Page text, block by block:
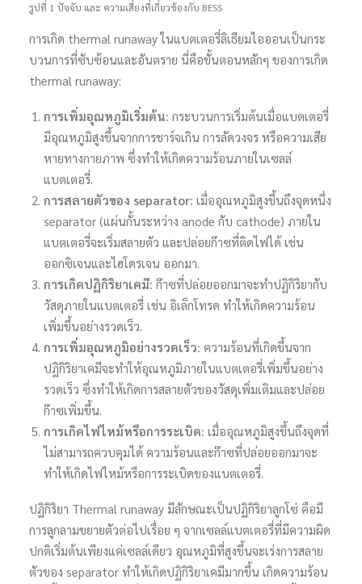
รูปที่ 1 ปัจจับ และ ความเสี่ยงที่เกี่ยวข้องกับ BESS
การเกิด thermal runaway ในแบตเตอรี่ลิเธียมไอออนเป็นกระ
บวนการที่ซับซ้อนและอันตราย นี่คือขั้นตอนหลักๆ ของการเกิด
thermal runaway:
การเพิ่มอุณหภูมิเริ่มต้น: กระบวนการเริ่มต้นเมื่อแบตเตอรี่
มีอุณหภูมิสูงขึ้นจากการชาร์จเกิน การลัดวงจร หรือความเสีย
หายทางกายภาพ ซึ่งทำให้เกิดความร้อนภายในเซลล์
แบตเตอรี่.
การสลายตัวของ separator: เมื่ออุณหภูมิสูงขึ้นถึงจุดหนึ่ง
separator (แผ่นกั้นระหว่าง anode กับ cathode) ภายใน
แบตเตอรี่จะเริ่มสลายตัว และปล่อยก๊าซที่ติดไฟได้ เช่น
ออกซิเจนและไฮโดรเจน ออกมา.
การเกิดปฏิกิริยาเคมี: ก๊าซที่ปล่อยออกมาจะทำปฏิกิริยากับ
วัสดุภายในแบตเตอรี่ เช่น อิเล็กโทรด ทำให้เกิดความร้อน
เพิ่มขึ้นอย่างรวดเร็ว.
การเพิ่มอุณหภูมิอย่างรวดเร็ว: ความร้อนที่เกิดขึ้นจาก
ปฏิกิริยาเคมีจะทำให้อุณหภูมิภายในแบตเตอรี่เพิ่มขึ้นอย่าง
รวดเร็ว ซึ่งทำให้เกิดการสลายตัวของวัสดุเพิ่มเติมและปล่อย
ก๊าซเพิ่มขึ้น.
การเกิดไฟไหม้หรือการระเบิด: เมื่ออุณหภูมิสูงขึ้นถึงจุดที่
ไม่สามารถควบคุมได้ ความร้อนและก๊าซที่ปล่อยออกมาจะ
ทำให้เกิดไฟไหม้หรือการระเบิดของแบตเตอรี่.
ปฏิกิริยา Thermal runaway มีลักษณะเป็นปฏิกิริยาลูกโซ่ คือมี
การลูกลามขยายตัวต่อไปเรื่อย ๆ จากเซลล์แบตเตอรี่ที่มีความผิด
ปกติเริ่มต้นเพียงแค่เซลล์เดียว อุณหภูมิที่สูงขึ้นจะเร่งการสลาย
ตัวของ separator ทำให้เกิดปฏิกิริยาเคมีมากขึ้น เกิดความร้อน